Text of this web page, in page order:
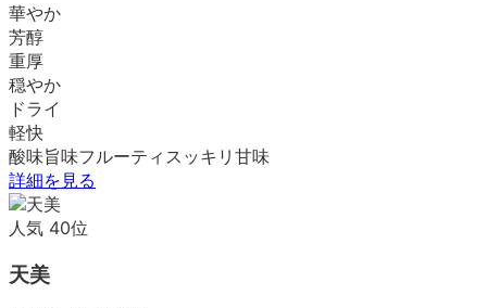
華やか
芳醇
重厚
穏やか
ドライ
軽快
酸味旨味フルーティ スッキリ 甘味
詳細を見る
人気 40位
天美